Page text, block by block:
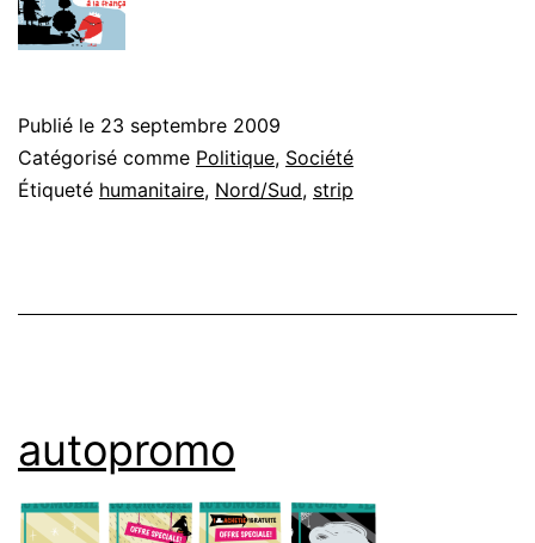
Publié le 23 septembre 2009
Catégorisé comme Politique, Société
Étiqueté humanitaire, Nord/Sud, strip
autopromo